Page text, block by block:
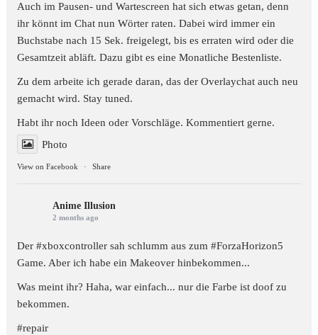
Auch im Pausen- und Wartescreen hat sich etwas getan, denn
ihr könnt im Chat nun Wörter raten. Dabei wird immer ein
Buchstabe nach 15 Sek. freigelegt, bis es erraten wird oder die
Gesamtzeit abläft. Dazu gibt es eine Monatliche Bestenliste.
Zu dem arbeite ich gerade daran, das der Overlaychat auch neu
gemacht wird. Stay tuned.
Habt ihr noch Ideen oder Vorschläge. Kommentiert gerne.
Photo
View on Facebook · Share
Anime Illusion
2 months ago
Der #xboxcontroller sah schlumm aus zum#ForzaHorizon5
Game. Aber ich habe ein Makeover hinbekommen...
Was meint ihr? Haha, war einfach... nur die Farbe ist doof zu
bekommen.
#repair